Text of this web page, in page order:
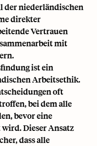
der niederländischen
direkter
Vertrauen
mit
ist ein
Arbeitsethik.
oft
bei dem alle
bevor eine
Dieser Ansatz
dass alle